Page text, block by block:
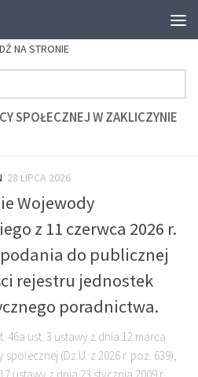
NA STRONIE
SPOŁECZNEJ W ZAKLICZYNIE
28 LIPCA 2026
Wojewody
z 11 czerwca 2026 r.
do publicznej
rejestru jednostek
poradnictwa.
46a ust. 3 ustawy z dnia 12 marca
(Dz.U. z 2026 r. poz. 639),